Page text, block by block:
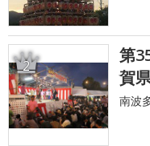
2
第
賀
南波